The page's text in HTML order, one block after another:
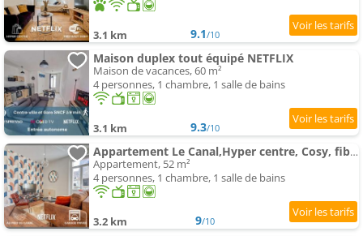
3.1 km 9.1/10
Maison duplex tout équipé NETFLIX
Maison de vacances, 60 m²
4 personnes, 1 chambre, 1 salle de bains
3.1 km 9.3/10
Appartement Le Canal,Hyper centre, Cosy, fibre, parking privée, 1 a 4 pers
Appartement, 52 m²
4 personnes, 1 chambre, 1 salle de bains
3.2 km 9/10